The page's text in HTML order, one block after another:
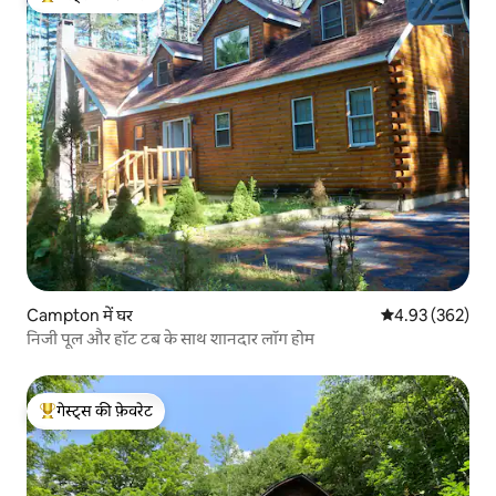
गेस्ट्स का टॉप फ़ेवरेट
Campton में घर औसत रेटिंग 5 में से
4.93 (362)
निजी पूल और हॉट टब के साथ शानदार लॉग होम
गेस्ट्स का टॉप फ़ेवरेट
गेस्ट्स की फ़ेवरेट